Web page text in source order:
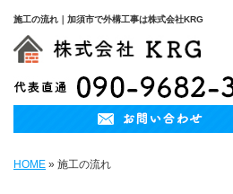
施工の流れ｜加須市で外構工事は株式会社KRG
HOME » 施工の流れ